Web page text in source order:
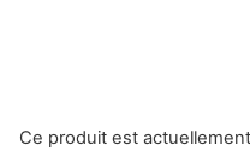
Ce produit est